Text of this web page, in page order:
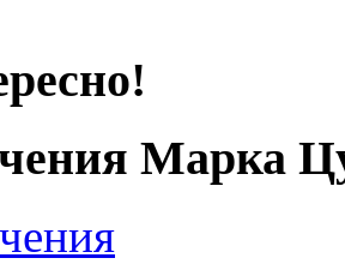
Марка